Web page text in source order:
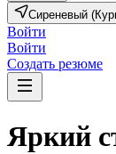
Сиреневый
Войти
Войти
Создать резюме
Яркий